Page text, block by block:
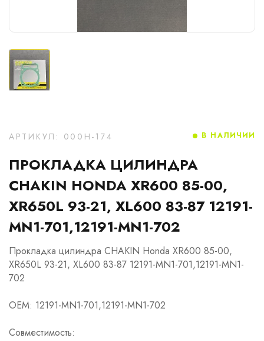
АРТИКУЛ: 000H-174
ПРОКЛАДКА ЦИЛИНДРА
CHAKIN HONDA XR600 85-00,
XR650L 93-21, XL600 83-87 12191-
MN1-701,12191-MN1-702
Прокладка цилиндра CHAKIN Honda XR600 85-00,
XR650L 93-21, XL600 83-87 12191-MN1-701,12191-MN1-
702
OEM: 12191-MN1-701,12191-MN1-702
Совместимость:
В НАЛИЧИИ